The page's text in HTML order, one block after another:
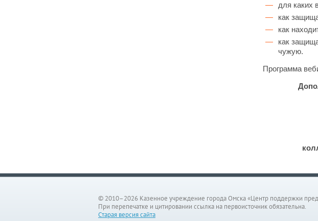
для каких
как
как
как
чужую.
Программа
© 2010–2026 Казенное учреждение города Омска «Центр поддержки
При перепечатке и цитировании ссылка на первоисточник обязательна.
Старая версия сайта